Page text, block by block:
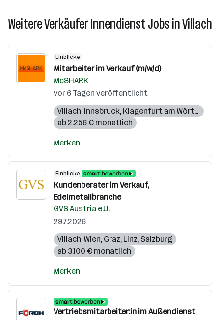
Weitere Verkäufer Innendienst Jobs in Villach
Einblicke
Mitarbeiter im Verkauf (m/w/d)
McSHARK
vor 6 Tagen veröffentlicht
Villach, Innsbruck, Klagenfurt am Wörthersee
ab 2.256 € monatlich
Merken
Einblicke
Kundenberater im Verkauf,
Edelmetallbranche
GVS Austria e.U.
29.7.2026
Villach,Wien, Graz, Linz, Salzburg
ab 3.100 € monatlich
Merken
Vertriebsmitarbeiter:in im Außendienst